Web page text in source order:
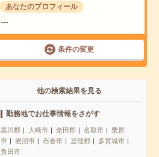
あなたのプロフィール
---
条件の変更
他の検索結果を見る
勤務地でお仕事情報をさがす
黒川郡 大崎市 柴田郡 名取市
栗原
市
岩沼市 石巻市 亘理郡
多賀城市
角田市